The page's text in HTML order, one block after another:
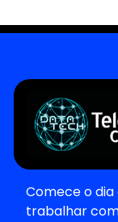
Comece o
trabalhar